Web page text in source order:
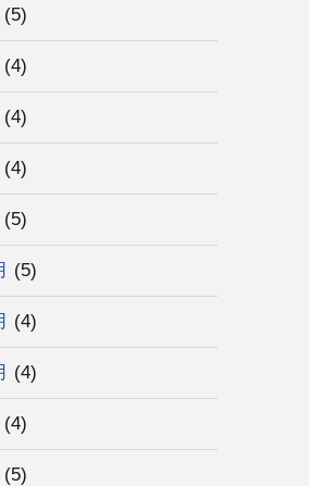
(5)
(4)
(4)
(4)
(5)
(5)
(4)
(4)
(4)
(5)